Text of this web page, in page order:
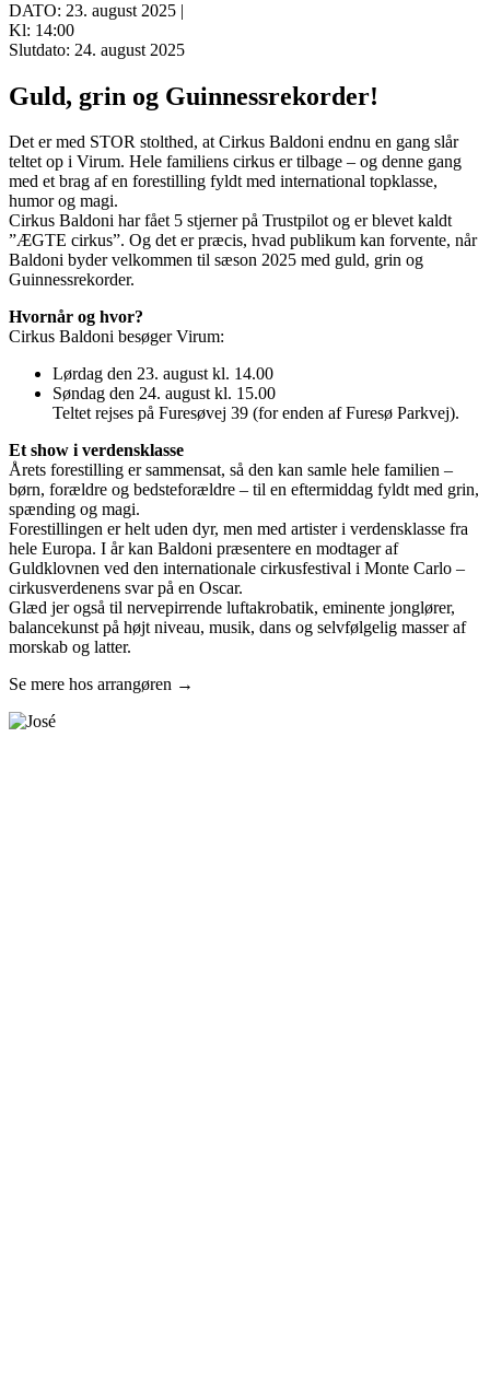
DATO: 23. august 2025 |
Kl: 14:00
Slutdato: 24. august 2025
Guld, grin og Guinnessrekorder!
Det er med STOR stolthed, at Cirkus Baldoni endnu en gang slår
teltet op i Virum. Hele familiens cirkus er tilbage – og denne gang
med et brag af en forestilling fyldt med international topklasse,
humor og magi.
Cirkus Baldoni har fået 5 stjerner på Trustpilot og er blevet kaldt
”ÆGTE cirkus”. Og det er præcis, hvad publikum kan forvente, når
Baldoni byder velkommen til sæson 2025 med guld, grin og
Guinnessrekorder.
Hvornår og hvor?
Cirkus Baldoni besøger Virum:
Lørdag den 23. august kl. 14.00
Søndag den 24. august kl. 15.00
Teltet rejses på Furesøvej 39 (for enden af Furesø Parkvej).
Et show i verdensklasse
Årets forestilling er sammensat, så den kan samle hele familien –
børn, forældre og bedsteforældre – til en eftermiddag fyldt med grin,
spænding og magi.
Forestillingen er helt uden dyr, men med artister i verdensklasse fra
hele Europa. I år kan Baldoni præsentere en modtager af
Guldklovnen ved den internationale cirkusfestival i Monte Carlo –
cirkusverdenens svar på en Oscar.
Glæd jer også til nervepirrende luftakrobatik, eminente jonglører,
balancekunst på højt niveau, musik, dans og selvfølgelig masser af
morskab og latter.
Se mere hos arrangøren →